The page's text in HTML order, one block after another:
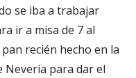
se iba a trabajar
ir a misa de 7 al
recién hecho en la
Nevería para dar el